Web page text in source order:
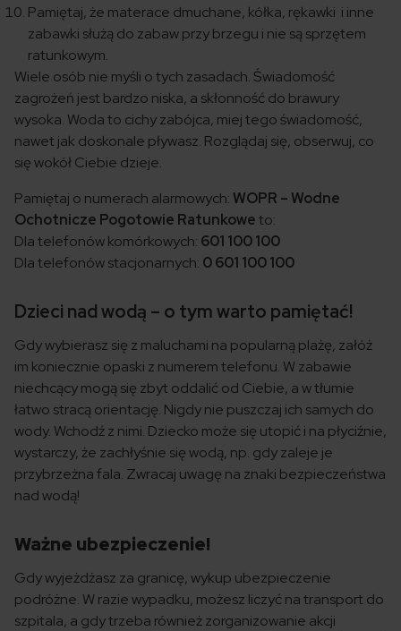
Pamiętaj, że materace dmuchane, kółka, rękawki i inne
zabawki służą do zabaw przy brzegu i nie są sprzętem
ratunkowym.
Wiele osób nie myśli o tych zasadach. Świadomość
zagrożeń jest bardzo niska, a skłonność do brawury
wysoka. Woda to cichy zabójca, miej tego świadomość,
nawet jak doskonale pływasz. Rozglądaj się, obserwuj, co
się wokół Ciebie dzieje.
Pamiętaj o numerach alarmowych: WOPR – Wodne
Ochotnicze Pogotowie Ratunkoweto:
Dla telefonów komórkowych: 601 100 100
Dla telefonów stacjonarnych: 0 601 100 100
Dzieci nad wodą – o tym warto pamiętać!
Gdy wybierasz się z maluchami na popularną plażę, załóż
im koniecznie opaski z numerem telefonu. W zabawie
niechcący mogą się zbyt oddalić od Ciebie, a w tłumie
łatwo stracą orientację. Nigdy nie puszczaj ich samych do
wody. Wchodź z nimi. Dziecko może się utopić i na płyciźnie,
wystarczy, że zachłyśnie się wodą, np. gdy zaleje je
przybrzeżna fala. Zwracaj uwagę na znaki bezpieczeństwa
nad wodą!
Ważne ubezpieczenie!
Gdy wyjeżdżasz za granicę, wykup ubezpieczenie
podróżne. W razie wypadku, możesz liczyć na transport do
szpitala, a gdy trzeba również zorganizowanie akcji